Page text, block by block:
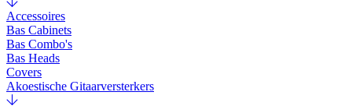
Accessoires
Bas Cabinets
Bas Combo's
Bas Heads
Covers
Akoestische Gitaarversterkers